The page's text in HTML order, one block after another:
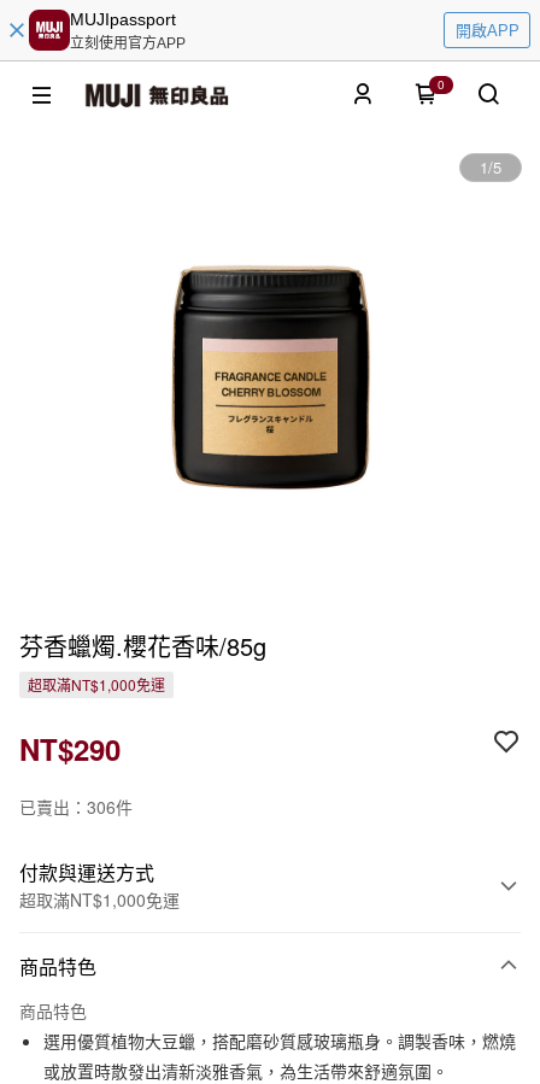
MUJIpassport
立刻使用官方APP
開啟APP
0
1/5
芬香蠟燭.櫻花香味/85g
超取滿NT$1,000免運
NT$290
已賣出：306件
付款與運送方式
超取滿NT$1,000免運
信用卡一次付款
信用卡分期付款
3 期 0 利率 每期NT$96 21家銀行
商品特色
商品特色
選用優質植物大豆蠟，搭配磨砂質感玻璃瓶身。調製香味，燃燒
或放置時散發出清新淡雅香氣，為生活帶來舒適氛圍。